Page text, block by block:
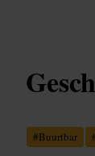
#Buurtbar